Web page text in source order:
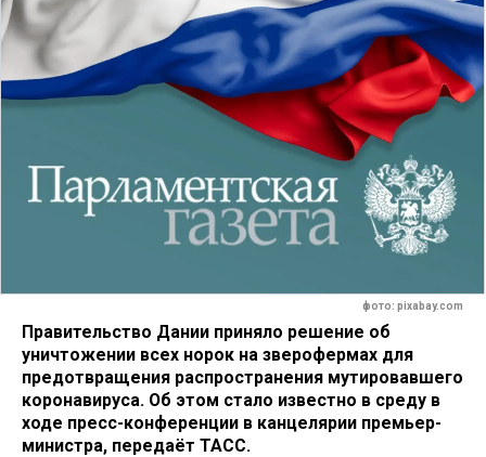
фото: pixabay.com
Правительство Дании приняло решение об
уничтожении всех норок на зверофермах для
предотвращения распространения мутировавшего
коронавируса. Об этом стало известно в среду в
ходе пресс-конференции в канцелярии премьер-
министра, передаёт ТАСС.